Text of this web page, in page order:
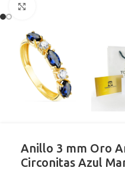
Anillo 3 mm Oro
Circonitas Azul